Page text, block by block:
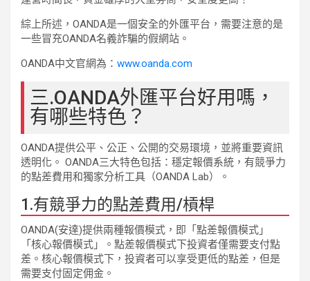
綜上所述，OANDA是一個安全的外匯平台，需要注意的是
一些冒充OANDA名義詐騙的假網站。
OANDA中文官網為： www.oanda.com
三.OANDA外匯平台好用嗎，
有哪些特色？
OANDA提供公平、公正、公開的交易環境，並將重要資訊
透明化。 OANDA三大特色包括：穩定報價系統，有競爭力
的點差費用和獨家分析工具（OANDA Lab）。
1.有競爭力的點差費用/槓桿
OANDA(安達)提供兩種報價模式，即「點差報價模式」
「核心報價模式」。點差報價模式下投資者僅需要支付點
差。核心報價模式下，投資者可以享受更低的點差，但是
需要支付固定佣金。